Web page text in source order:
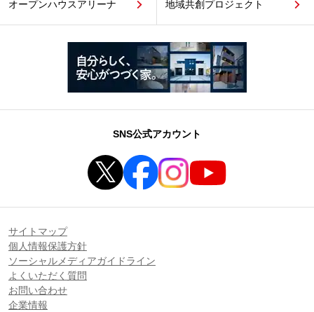
オープンハウスアリーナ 地域共創プロジェクト
SNS公式アカウント
サイトマップ
個人情報保護方針
ソーシャルメディアガイドライン
よくいただく質問
お問い合わせ
企業情報